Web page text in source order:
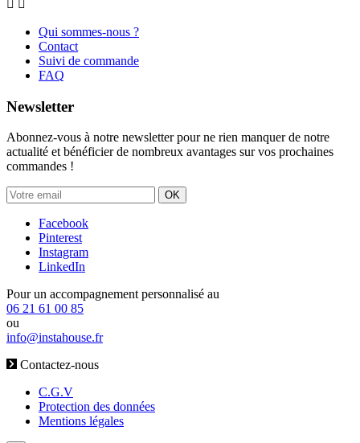
 
Qui sommes-nous ?
Contact
Suivi de commande
FAQ
Newsletter
Abonnez-vous à notre newsletter pour ne rien manquer de notre
actualité et bénéficier de nombreux avantages sur vos prochaines
commandes !
OK
Facebook
Pinterest
Instagram
LinkedIn
Pour un accompagnement personnalisé au
06 21 61 00 85
ou
info@instahouse.fr
Contactez-nous
C.G.V
Protection des données
Mentions légales